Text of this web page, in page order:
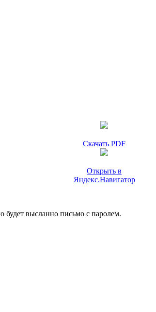
Скачать PDF
Открыть в
Яндекс.Навигатор
будет высланно письмо с паролем.